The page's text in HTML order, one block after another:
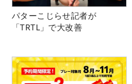
パターこじらせ記者が
「TRTL」で大改善